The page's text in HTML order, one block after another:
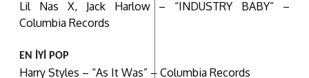
Lil Nas X, Jack Harlow – “INDUSTRY BABY” –
Columbia Records
EN İYİ POP
Harry Styles – “As It Was” – Columbia Records